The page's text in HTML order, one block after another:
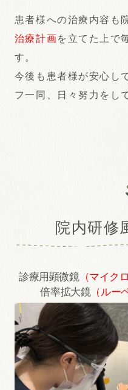
患者様への治療内容も
治療計画を立てた上で
す。
今後も患者様が安心し
フ一同、日々努力をし
院内研修
診療用顕微鏡（マイク
倍率拡大鏡（ルー